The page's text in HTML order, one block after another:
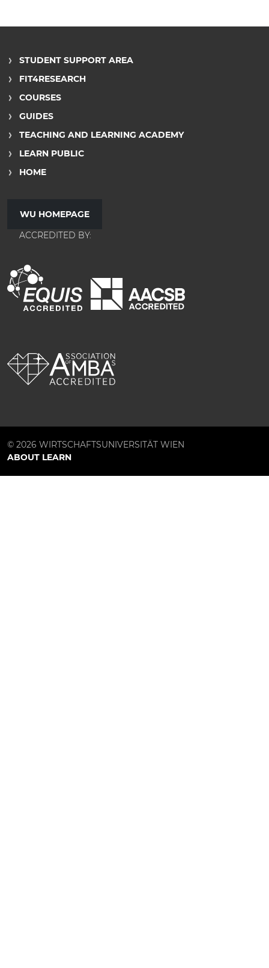
STUDENT SUPPORT AREA
FIT4RESEARCH
COURSES
GUIDES
TEACHING AND LEARNING ACADEMY
LEARN PUBLIC
HOME
WU HOMEPAGE
ACCREDITED BY:
© 2026 WIRTSCHAFTSUNIVERSITÄT WIEN
ABOUT LEARN